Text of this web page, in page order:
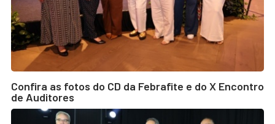
Confira as fotos do CD da Febrafite e do X Encontro
de Auditores